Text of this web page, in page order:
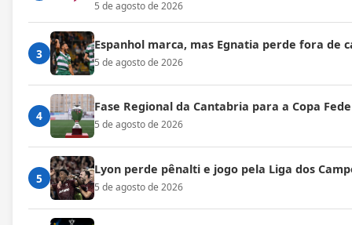
5 de agosto de 2026
3
Espanhol marca, mas Egnatia perde fora de
5 de agosto de 2026
4
Fase Regional da Cantabria para a Copa
5 de agosto de 2026
5
Lyon perde pênalti e jogo pela Liga dos
5 de agosto de 2026